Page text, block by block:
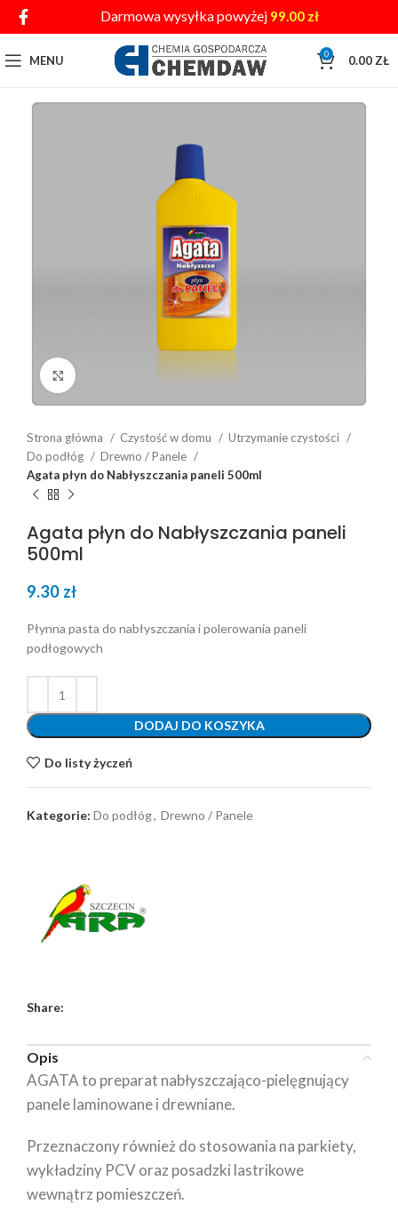
Darmowa wysyłka powyżej 99.00 zł
MENU 0 0.00 ZŁ
Strona główna Czystość w domu
Utrzymanie czystości
Do podłóg
Drewno / Panele
Agata płyn do Nabłyszczania paneli 500ml
Agata płyn do Nabłyszczania paneli
500ml
9.30 zł
Płynna pasta do nabłyszczania i polerowania paneli
podłogowych
DODAJ DO KOSZYKA
Do listy życzeń
Kategorie: Do podłóg, Drewno / Panele
Share:
Opis
AGATA to preparat nabłyszczająco-pielęgnujący
panele laminowane i drewniane.
Przeznaczony również do stosowania na parkiety,
wykładziny PCV oraz posadzki lastrikowe
wewnątrz pomieszczeń.